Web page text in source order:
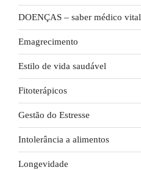
DOENÇAS – saber médico vital
Emagrecimento
Estilo de vida saudável
Fitoterápicos
Gestão do Estresse
Intolerância a alimentos
Longevidade